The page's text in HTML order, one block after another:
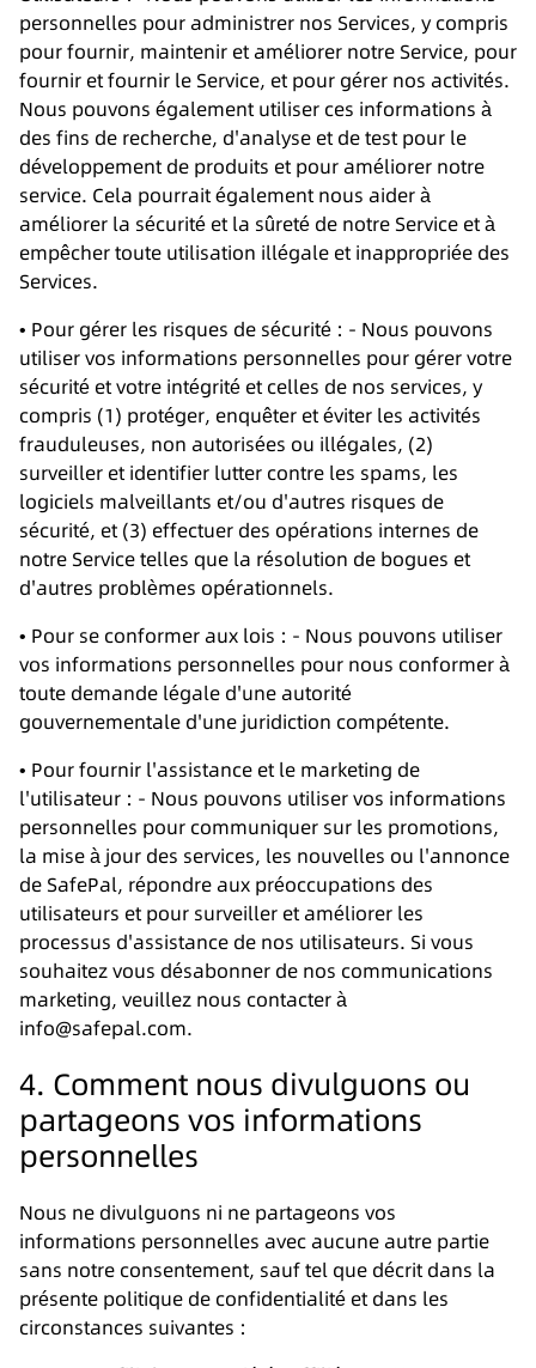
personnelles pour administrer nos Services, y compris
pour fournir, maintenir et améliorer notre Service, pour
fournir et fournir le Service, et pour gérer nos activités.
Nous pouvons également utiliser ces informations à
des fins de recherche, d'analyse et de test pour le
développement de produits et pour améliorer notre
service. Cela pourrait également nous aider à
améliorer la sécurité et la sûreté de notre Service et à
empêcher toute utilisation illégale et inappropriée des
Services.
• Pour gérer les risques de sécurité : - Nous pouvons
utiliser vos informations personnelles pour gérer votre
sécurité et votre intégrité et celles de nos services, y
compris (1) protéger, enquêter et éviter les activités
frauduleuses, non autorisées ou illégales, (2)
surveiller et identifier lutter contre les spams, les
logiciels malveillants et/ou d'autres risques de
sécurité, et (3) effectuer des opérations internes de
notre Service telles que la résolution de bogues et
d'autres problèmes opérationnels.
• Pour se conformer aux lois : - Nous pouvons utiliser
vos informations personnelles pour nous conformer à
toute demande légale d'une autorité
gouvernementale d'une juridiction compétente.
• Pour fournir l'assistance et le marketing de
l'utilisateur : - Nous pouvons utiliser vos informations
personnelles pour communiquer sur les promotions,
la mise à jour des services, les nouvelles ou l'annonce
de SafePal, répondre aux préoccupations des
utilisateurs et pour surveiller et améliorer les
processus d'assistance de nos utilisateurs. Si vous
souhaitez vous désabonner de nos communications
marketing, veuillez nous contacter à
info@safepal.com.
4. Comment nous divulguons ou
partageons vos informations
personnelles
Nous ne divulguons ni ne partageons vos
informations personnelles avec aucune autre partie
sans notre consentement, sauf tel que décrit dans la
présente politique de confidentialité et dans les
circonstances suivantes :